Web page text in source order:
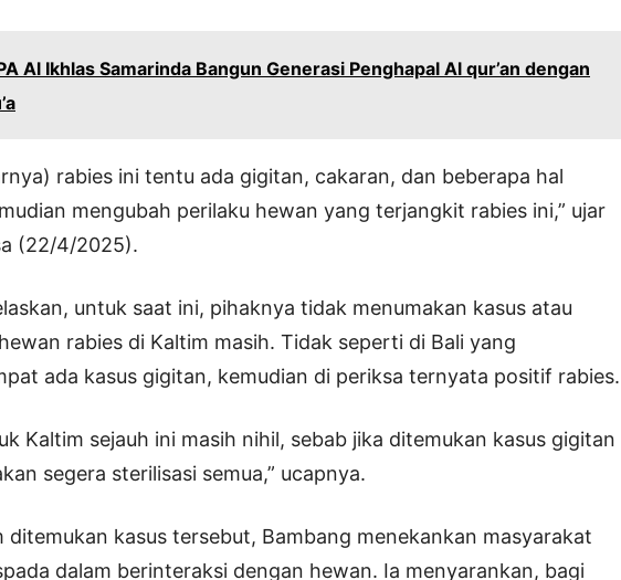
Al Ikhlas Samarinda Bangun Generasi Penghapal Al qur’an dengan
rabies ini tentu ada gigitan, cakaran, dan beberapa hal
mengubah perilaku hewan yang terjangkit rabies ini,” ujar
(22/4/2025).
untuk saat ini, pihaknya tidak menumakan kasus atau
rabies di Kaltim masih. Tidak seperti di Bali yang
ada kasus gigitan, kemudian di periksa ternyata positif rabies.
Kaltim sejauh ini masih nihil, sebab jika ditemukan kasus gigitan
segera sterilisasi semua,” ucapnya.
ditemukan kasus tersebut, Bambang menekankan masyarakat
dalam berinteraksi dengan hewan. Ia menyarankan, bagi